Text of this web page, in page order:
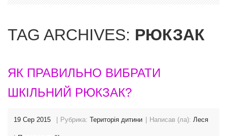
TAG ARCHIVES: РЮКЗАК
ЯК ПРАВИЛЬНО ВИБРАТИ
ШКІЛЬНИЙ РЮКЗАК?
19 Сер 2015 Рубрика: Територія дитини Написав (ла): Леся